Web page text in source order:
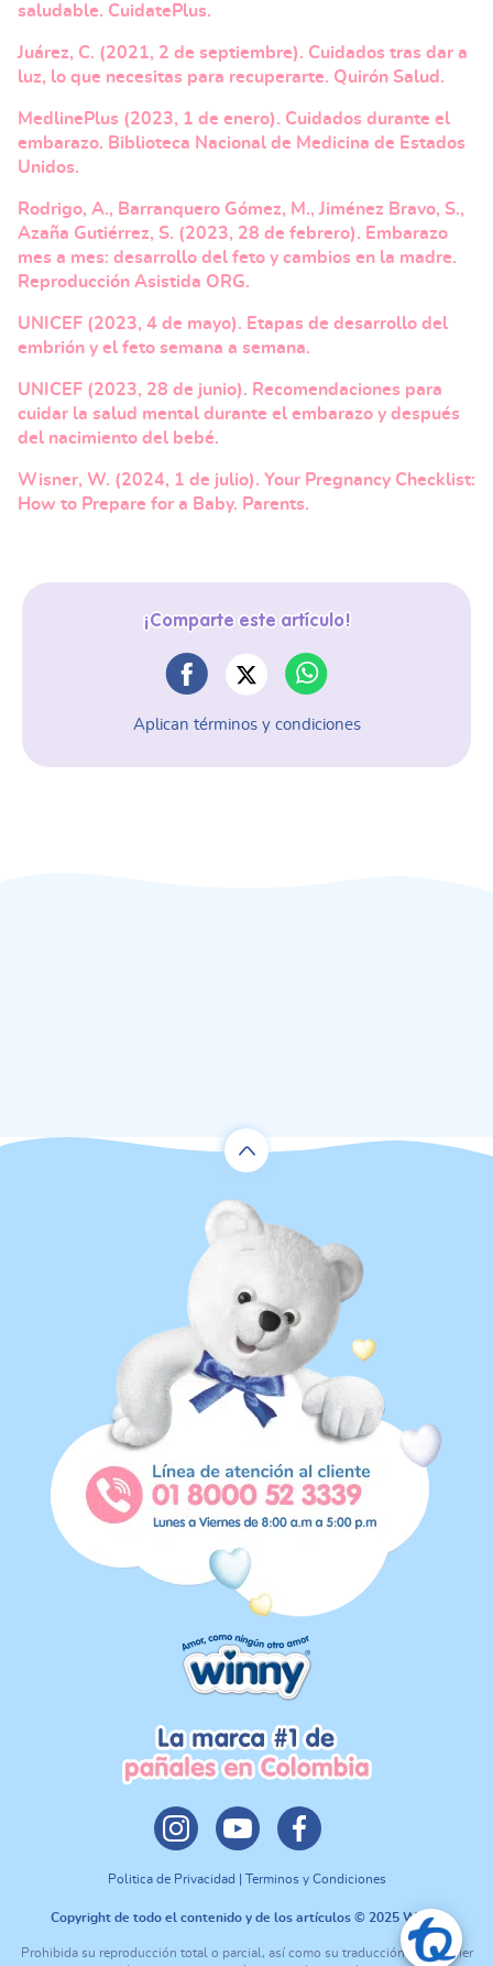
saludable. CuidatePlus.
Juárez, C. (2021, 2 de septiembre). Cuidados tras dar a
luz, lo que necesitas para recuperarte. Quirón Salud.
MedlinePlus (2023, 1 de enero). Cuidados durante el
embarazo. Biblioteca Nacional de Medicina de Estados
Unidos.
Rodrigo, A., Barranquero Gómez, M., Jiménez Bravo, S.,
Azaña Gutiérrez, S. (2023, 28 de febrero). Embarazo
mes a mes: desarrollo del feto y cambios en la madre.
Reproducción Asistida ORG.
UNICEF (2023, 4 de mayo). Etapas de desarrollo del
embrión y el feto semana a semana.
UNICEF (2023, 28 de junio). Recomendaciones para
cuidar la salud mental durante el embarazo y después
del nacimiento del bebé.
Wisner, W. (2024, 1 de julio). Your Pregnancy Checklist:
How to Prepare for a Baby. Parents.
¡Comparte este artículo!
Aplican términos y condiciones
Politica de Privacidad | Terminos y Condiciones
Copyright de todo el contenido y de los artículos © 2025 Winny
Prohibida su reproducción total o parcial, así como su traducción a cualquier